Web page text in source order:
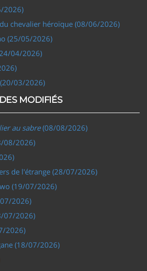
2026)
chevalier héroïque (08/06/2026)
(25/05/2026)
04/2026)
03/2026)
MODIFIÉS
au sabre(08/08/2026)
08/2026)
de l'étrange (28/07/2026)
(19/07/2026)
2026)
07/2026)
2026)
(18/07/2026)